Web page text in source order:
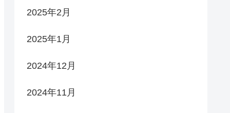
2025年2月
2025年1月
2024年12月
2024年11月